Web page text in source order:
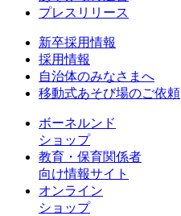
プレスリリース
新卒採用情報
採用情報
自治体のみなさまへ
移動式あそび場のご依頼
ボーネルンド
ショップ
教育・保育関係者
向け情報サイト
オンライン
ショップ